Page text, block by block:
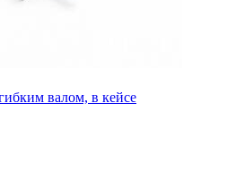
валом, в кейсе